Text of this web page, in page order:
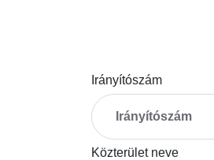
Irányítószám
Közterület neve